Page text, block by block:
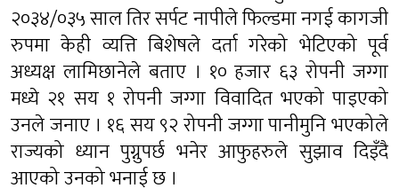
२०३४/०३५ साल तिर सर्पट नापीले फिल्डमा नगई कागजी
रुपमा केही व्यत्ति बिशेषले दर्ता गरेको भेटिएको पूर्व
अध्यक्ष लामिछानेले बताए । १० हजार ६३ रोपनी जग्गा
मध्ये २१ सय १ रोपनी जग्गा विवादित भएको पाइएको
उनले जनाए । १६ सय ९२ रोपनी जग्गा पानीमुनि भएकोले
राज्यको ध्यान पुग्नुपर्छ भनेर आफुहरुले सुझाव दिइँदै
आएको उनको भनाई छ ।